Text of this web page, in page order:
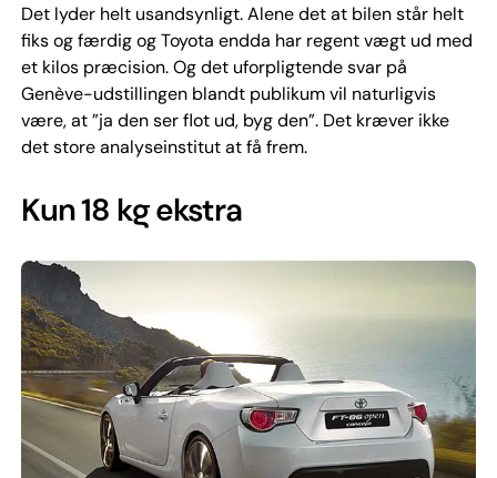
Det lyder helt usandsynligt. Alene det at bilen står helt
fiks og færdig og Toyota endda har regent vægt ud med
et kilos præcision. Og det uforpligtende svar på
Genève-udstillingen blandt publikum vil naturligvis
være, at ”ja den ser flot ud, byg den”. Det kræver ikke
det store analyseinstitut at få frem.
Kun 18 kg ekstra